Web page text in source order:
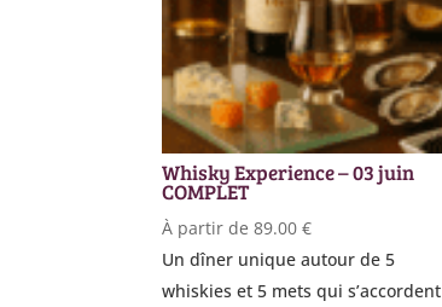
Whisky Experience – 03 juin
COMPLET
À partir de89.00€
Un dîner unique autour de 5
whiskies et 5 mets qui s’accordent